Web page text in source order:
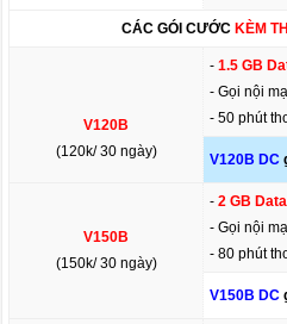
CÁC GÓI CƯỚC KÈM
V120B
(120k/ 30 ngày)
-1.5 GB
- Gọi nội
- 50 phút
V120B DC
V150B
(150k/ 30 ngày)
-2 GB
- Gọi nội
- 80 phút
V150B DC